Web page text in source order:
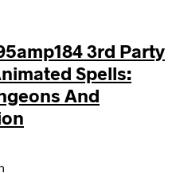
3rd Party
Spells:
And